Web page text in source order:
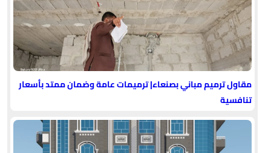
مقاول ترميم مباني بصنعاء| ترميمات عامة وضمان ممتد بأسعار
تنافسية